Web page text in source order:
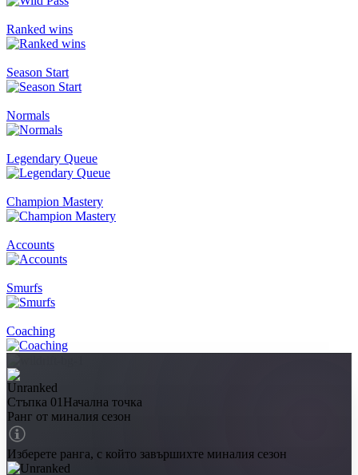
Ranked wins
Season Start
Normals
Legendary Queue
Champion Mastery
Accounts
Smurfs
Coaching
Стъпка 01 Начална точка
Ранг от миналия сезон
Изберете ранга, с който завършихте миналия сезон